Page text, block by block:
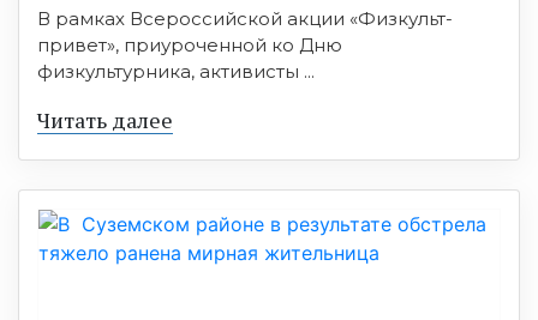
В рамках Всероссийской акции «Физкульт-
привет», приуроченной ко Дню
физкультурника, активисты ...
Читать далее